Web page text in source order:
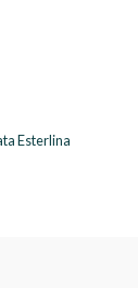
Esterlina